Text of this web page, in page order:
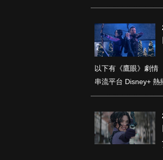
以下有《鷹眼》劇情
串流平台 Disney+ 熱